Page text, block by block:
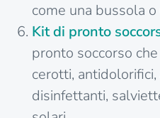
come una bussola o
Kit di pronto
pronto soccorso
cerotti,
disinfettanti,